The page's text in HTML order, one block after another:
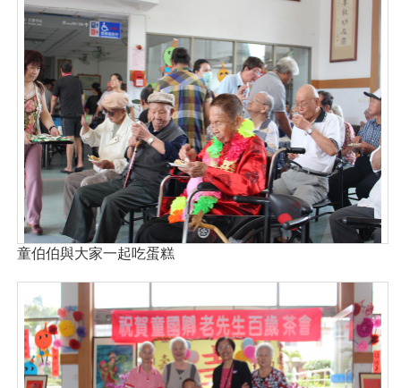
童伯伯與大家一起吃蛋糕